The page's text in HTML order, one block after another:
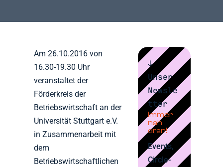
Am 26.10.2016 von
16.30-19.30 Uhr
veranstaltet der
Förderkreis der
Betriebswirtschaft an der
Universität Stuttgart e.V.
in Zusammenarbeit mit
dem
Betriebswirtschaftlichen
↓
Unser
Newsle
tter
Immer
nah
dran!
Events,
Circle-